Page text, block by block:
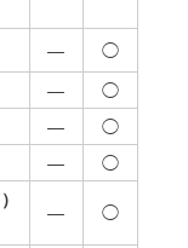
―
◯
―
◯
―
◯
―
◯
― ◯